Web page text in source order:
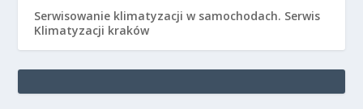
Serwisowanie klimatyzacji w samochodach. Serwis
Klimatyzacji kraków